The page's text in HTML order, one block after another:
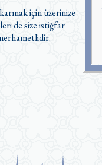
için üzerinize
de size istiğfar